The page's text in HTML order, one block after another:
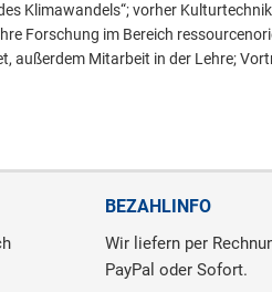
Klimawandels“; vorher
Forschung im Bereich
außerdem Mitarbeit in der Lehre;
BEZAHLINFO
Wir liefern per
PayPal oder Sofort.